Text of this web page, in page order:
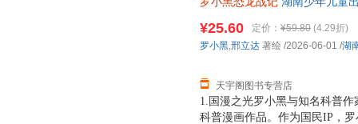
得主，中国古生物学会科普工
20种恐龙的100+知识，兼具专
进恐龙世界，与这些史前巨兽
1.国漫之光罗小黑与知名科普
科普漫画作品。作为国民IP，
¥25.60 定价： ¥59.80 (4.29折)
天宇阁图书专营店
罗小黑,邢立达 著绘 /2026-06-01 /湖